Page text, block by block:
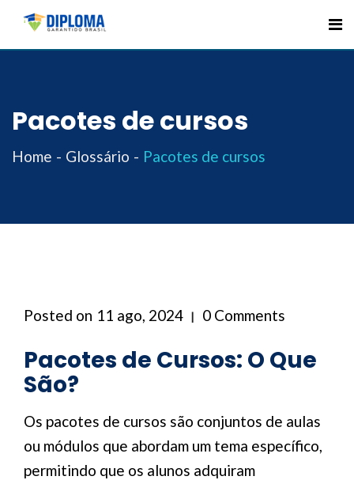
Skip
Pacotes de cursos
Home Glossário Pacotes de cursos
Posted on 11 ago, 2024 0 Comments
Pacotes de Cursos: O Que
São?
Os pacotes de cursos são conjuntos de aulas
ou módulos que abordam um tema específico,
permitindo que os alunos adquiram